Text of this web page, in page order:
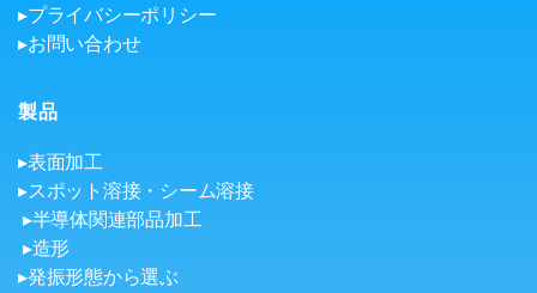
▸プライバシーポリシー
▸お問い合わせ
製品
▸表面加工
▸スポット溶接・シーム溶接
▸半導体関連部品加工
▸造形
▸発振形態から選ぶ